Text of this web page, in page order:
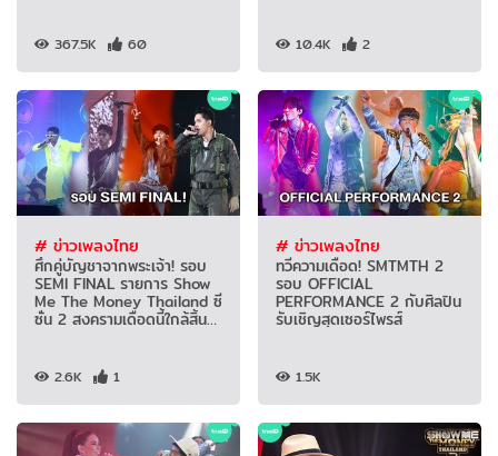
367.5K 60 10.4K 2
# ข่าวเพลงไทย
ศึกคู่บัญชาจากพระเจ้า! รอบ
SEMI FINAL รายการ Show
Me The Money Thailand ซี
ซั่น 2 สงครามเดือดนี้ใกล้สิ้น
2.6K 1
# ข่าวเพลงไทย
ทวีความเดือด! SMTMTH 2
รอบ OFFICIAL
PERFORMANCE 2 กับศิลปิน
รับเชิญสุดเซอร์ไพรส์
1.5K